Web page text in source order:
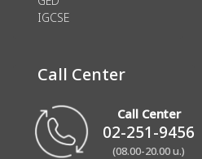
IGCSE
Call Center
Call Center
02-251-9456
(08.00-20.00 น.)